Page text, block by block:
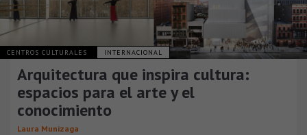
CENTROS CULTURALES INTERNACIONAL
Arquitectura que inspira cultura:
espacios para el arte y el
conocimiento
Laura Munizaga